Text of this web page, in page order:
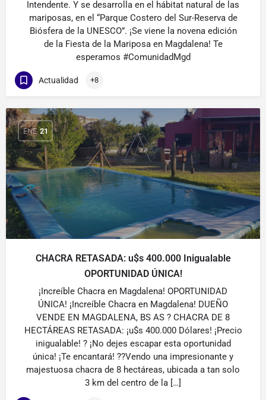
Intendente. Y se desarrolla en el hábitat natural de las
mariposas, en el “Parque Costero del Sur-Reserva de
Biósfera de la UNESCO”. ¡Se viene la novena edición
de la Fiesta de la Mariposa en Magdalena! Te
esperamos #ComunidadMgd
Actualidad +8
ENE 21
CHACRA RETASADA: u$s 400.000 Inigualable
OPORTUNIDAD ÚNICA!
¡Increíble Chacra en Magdalena! OPORTUNIDAD
ÚNICA! ¡Increíble Chacra en Magdalena! DUEÑO
VENDE EN MAGDALENA, BS AS ? CHACRA DE 8
HECTÁREAS RETASADA: ¡u$s 400.000 Dólares! ¡Precio
inigualable! ? ¡No dejes escapar esta oportunidad
única! ¡Te encantará! ??Vendo una impresionante y
majestuosa chacra de 8 hectáreas, ubicada a tan solo
3 km del centro de la […]